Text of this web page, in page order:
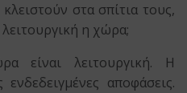
στα σπίτια τους,
λειτουργική η χώρα;
είναι λειτουργική. Η
αποφάσεις.